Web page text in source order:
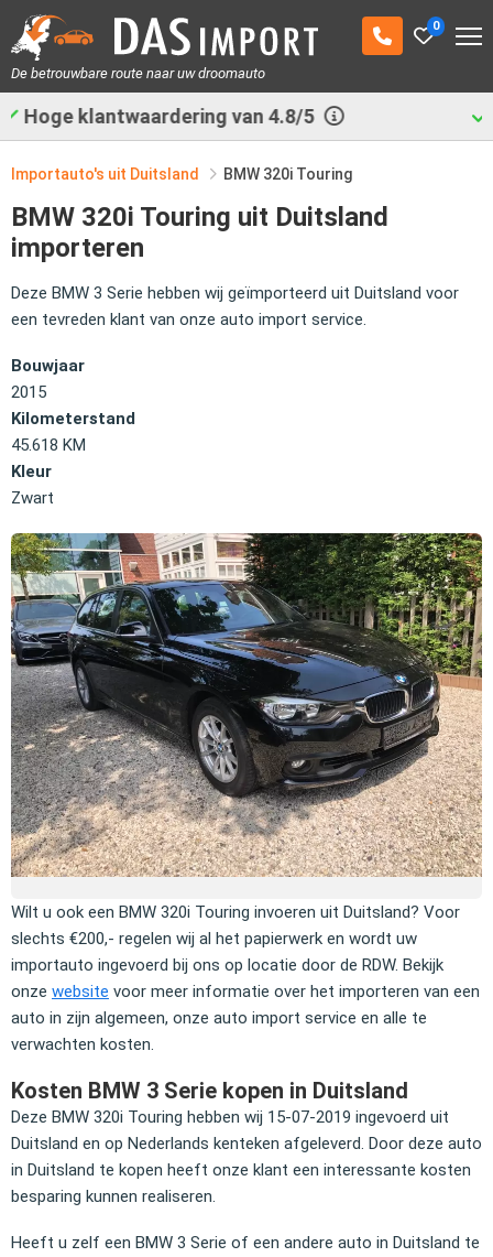
0
De betrouwbare route naar uw droomauto
Al29.522auto's geimporteerd
Importauto's uit Duitsland BMW 320i Touring
BMW 320i Touring uit Duitsland
importeren
Deze BMW 3 Serie hebben wij geïmporteerd uit Duitsland voor
een tevreden klant van onze auto import service.
Bouwjaar
2015
Kilometerstand
45.618 KM
Kleur
Zwart
Wilt u ook een BMW 320i Touring invoeren uit Duitsland? Voor
slechts €200,- regelen wij al het papierwerk en wordt uw
importauto ingevoerd bij ons op locatie door de RDW. Bekijk
onze website voor meer informatie over het importeren van een
auto in zijn algemeen, onze auto import service en alle te
verwachten kosten.
Kosten BMW 3 Serie kopen in Duitsland
Deze BMW 320i Touring hebben wij 15-07-2019 ingevoerd uit
Duitsland en op Nederlands kenteken afgeleverd. Door deze auto
in Duitsland te kopen heeft onze klant een interessante kosten
besparing kunnen realiseren.
Heeft u zelf een BMW 3 Serie of een andere auto in Duitsland te